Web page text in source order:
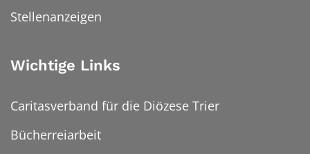
Stellenanzeigen
Wichtige Links
Caritasverband für die Diözese Trier
Bücherreiarbeit